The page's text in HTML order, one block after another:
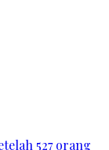
527 orang